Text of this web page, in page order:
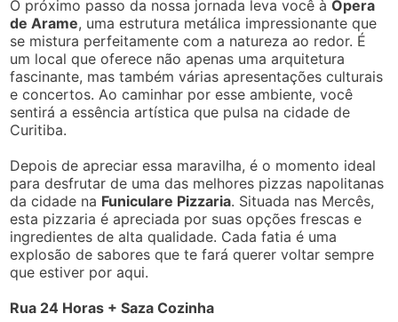
O próximo passo da nossa jornada leva você àÓpera
de Arame, uma estrutura metálica impressionante que
se mistura perfeitamente com a natureza ao redor. É
um local que oferece não apenas uma arquitetura
fascinante, mas também várias apresentações culturais
e concertos. Ao caminhar por esse ambiente, você
sentirá a essência artística que pulsa na cidade de
Curitiba.
Depois de apreciar essa maravilha, é o momento ideal
para desfrutar de uma das melhores pizzas napolitanas
da cidade na Funiculare Pizzaria. Situada nas Mercês,
esta pizzaria é apreciada por suas opções frescas e
ingredientes de alta qualidade. Cada fatia é uma
explosão de sabores que te fará querer voltar sempre
que estiver por aqui.
Rua 24 Horas + Saza Cozinha